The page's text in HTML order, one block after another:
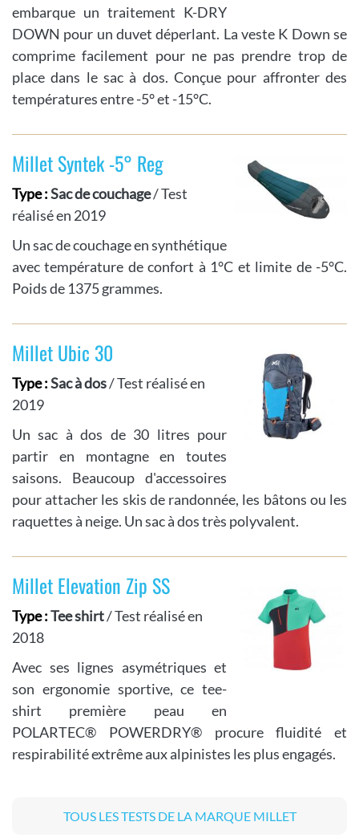
embarque un traitement K-DRY
DOWN pour un duvet déperlant. La veste K Down se
comprime facilement pour ne pas prendre trop de
place dans le sac à dos. Conçue pour affronter des
températures entre -5° et -15°C.
Millet Syntek -5° Reg
Type :Sac de couchage/ Test
réalisé en 2019
Un sac de couchage en synthétique
avec température de confort à 1°C et limite de -5°C.
Poids de 1375 grammes.
Millet Ubic 30
Type :Sac à dos/ Test réalisé en
2019
Un sac à dos de 30 litres pour
partir en montagne en toutes
saisons. Beaucoup d'accessoires
pour attacher les skis de randonnée, les bâtons ou les
raquettes à neige. Un sac à dos très polyvalent.
Millet Elevation Zip SS
Type :Tee shirt/ Test réalisé en
2018
Avec ses lignes asymétriques et
son ergonomie sportive, ce tee-
shirt première peau en
POLARTEC® POWERDRY® procure fluidité et
respirabilité extrême aux alpinistes les plus engagés.
TOUS LES TESTS DE LA MARQUE MILLET